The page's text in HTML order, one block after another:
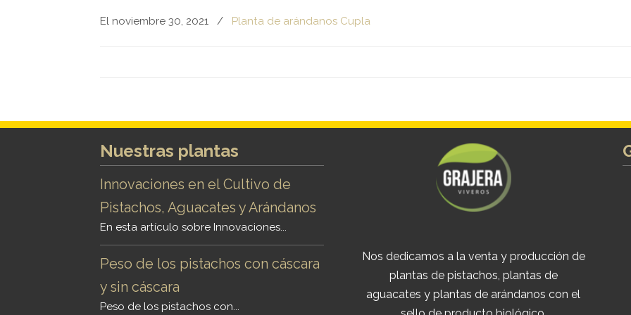
El noviembre 30, 2021 / Planta de arándanos Cupla
Nuestras plantas
Innovaciones en el Cultivo de
Pistachos, Aguacates y Arándanos
En esta artículo sobre Innovaciones...
Peso de los pistachos con cáscara
y sin cáscara
Peso de los pistachos con...
Nos dedicamos a la venta y producción de
plantas de pistachos, plantas de
aguacates y plantas de arándanos con el